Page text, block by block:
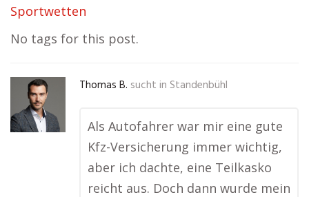
Sportwetten
No tags for this post.
Thomas B. sucht in Standenbühl
Als Autofahrer war mir eine gute
Kfz-Versicherung immer wichtig,
aber ich dachte, eine Teilkasko
reicht aus. Doch dann wurde mein